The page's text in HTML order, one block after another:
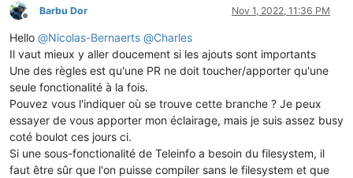
Offline
Barbu Dor Nov 1, 2022, 11:36 PM
Hello @Nicolas-Bernaerts @Charles
Il vaut mieux y aller doucement si les ajouts sont importants
Une des règles est qu'une PR ne doit toucher/apporter qu'une
seule fonctionalité à la fois.
Pouvez vous l'indiquer où se trouve cette branche ? Je peux
essayer de vous apporter mon éclairage, mais je suis assez busy
coté boulot ces jours ci.
Si une sous-fonctionalité de Teleinfo a besoin du filesystem, il
faut être sûr que l'on puisse compiler sans le filesystem et que